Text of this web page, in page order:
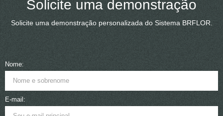
Solicite uma demonstração
Solicite uma demonstração personalizada do Sistema BRFLOR.
Nome:
E-mail: